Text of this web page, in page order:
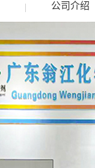
公司介绍